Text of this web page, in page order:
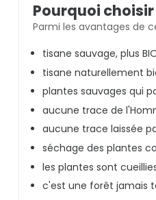
Pourquoi
Parmi les avantages de
tisane sauvage, plus
tisane naturellement
plantes sauvages qui
aucune trace de
aucune trace laissée
séchage des plantes
les plantes sont
c'est une forêt jamais